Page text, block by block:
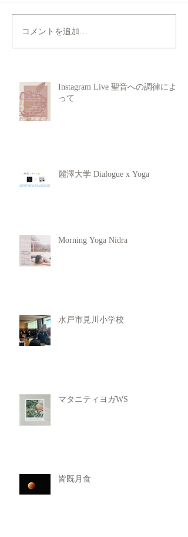
コメントを追加…
Instagram Live 聖音への調律によ
って
麗澤大学 Dialogue x Yoga
Morning Yoga Nidra
水戸市見川小学校
マタニティヨガWS
皆既月食